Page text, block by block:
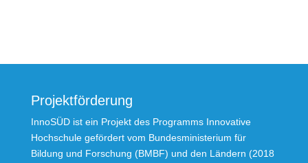
Projektförderung
InnoSÜD ist ein Projekt des Programms Innovative
Hochschule gefördert vom Bundesministerium für
Bildung und Forschung (BMBF) und den Ländern (2018